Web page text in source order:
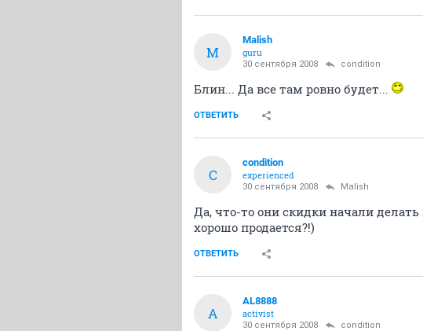
M
Malish
guru
30 сентября 2008 condition
Блин... Да все там ровно будет...
ОТВЕТИТЬ
C
condition
experienced
30 сентября 2008 Malish
Да, что-то они скидки начали
хорошо продается?!)
ОТВЕТИТЬ
A
AL8888
activist
30 сентября 2008 condition